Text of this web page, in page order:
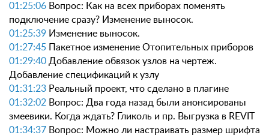
01:25:06 Вопрос: Как на всех приборах поменять
подключение сразу? Изменение выносок.
01:25:39 Изменение выносок.
01:27:45 Пакетное изменение Отопительных приборов
01:29:40 Добавление обвязок узлов на чертеж.
Добавление спецификаций к узлу
01:31:23 Реальный проект, что сделано в плагине
01:32:02 Вопрос: Два года назад были анонсированы
змеевики. Когда ждать? Гликоль и пр. Выгрузка в REVIT
01:34:37 Вопрос: Можно ли настраивать размер шрифта